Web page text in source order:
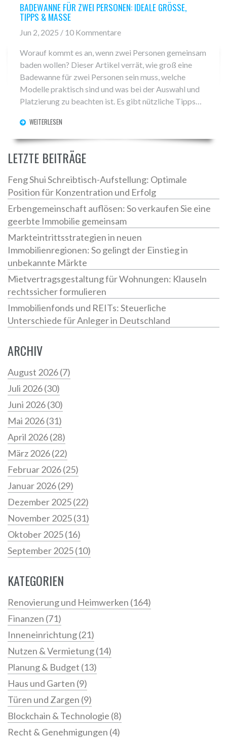
BADEWANNE FÜR ZWEI PERSONEN: IDEALE GRÖSSE, T
IPPS & MASSE
Jun 2, 2025 / 10 Kommentare
Worauf kommt es an, wenn zwei Personen gemeinsam
baden wollen? Dieser Artikel verrät, wie groß eine
Badewanne für zwei Personen sein muss, welche
Modelle praktisch sind und was bei der Auswahl und
Platzierung zu beachten ist. Es gibt nützliche Tipps
findest du Fakten über Material, Einbau und Preise. So
kannst du entspannt zu zweit das Badevergnügen
WEITERLESEN
LETZTE BEITRÄGE
Feng Shui Schreibtisch-Aufstellung: Optimale
Position für Konzentration und Erfolg
Erbengemeinschaft auflösen: So verkaufen Sie eine
geerbte Immobilie gemeinsam
Markteintrittsstrategien in neuen
Immobilienregionen: So gelingt der Einstieg in
unbekannte Märkte
Mietvertragsgestaltung für Wohnungen: Klauseln
rechtssicher formulieren
Immobilienfonds und REITs: Steuerliche
Unterschiede für Anleger in Deutschland
ARCHIV
August 2026(7)
Juli 2026(30)
Juni 2026(30)
Mai 2026(31)
April 2026(28)
März 2026(22)
Februar 2026(25)
Januar 2026(29)
Dezember 2025(22)
November 2025(31)
Oktober 2025(16)
September 2025(10)
KATEGORIEN
Renovierung und Heimwerken (164)
Finanzen (71)
Inneneinrichtung(21)
Nutzen & Vermietung(14)
Planung & Budget (13)
Haus und Garten (9)
Türen und Zargen (9)
Blockchain & Technologie (8)
Recht & Genehmigungen (4)